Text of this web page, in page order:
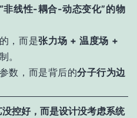
非线性-耦合-动态变化”的物
，而是张力场 + 温度场 +
。
数，而是背后的分子行为边
控好，而是设计没考虑系统